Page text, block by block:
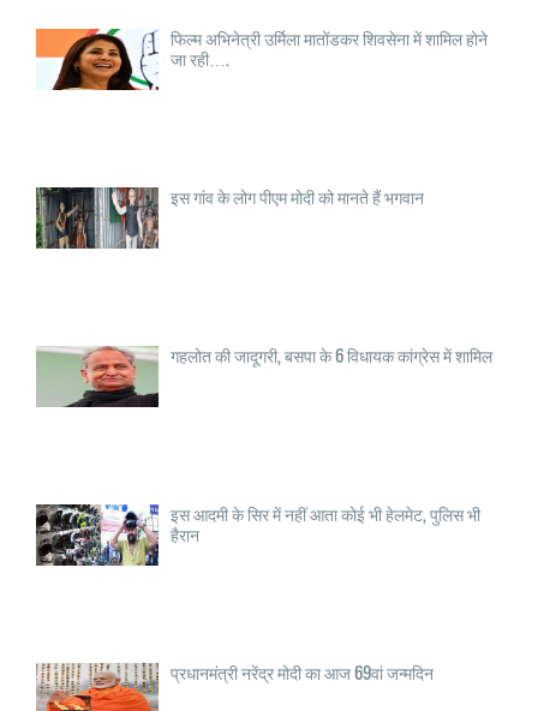
फिल्म अभिनेत्री उर्मिला मातोंडकर शिवसेना में शामिल होने
जा रही….
इस गांव के लोग पीएम मोदी को मानते हैं भगवान
गहलोत की जादूगरी, बसपा के 6 विधायक कांग्रेस में शामिल
इस आदमी के सिर में नहीं आता कोई भी हेलमेट, पुलिस भी
हैरान
प्रधानमंत्री नरेंद्र मोदी का आज 69वां जन्मदिन